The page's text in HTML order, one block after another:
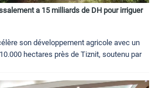
a 15 milliards de DH pour irriguer
son développement agricole avec un
hectares près de Tiznit, soutenu par